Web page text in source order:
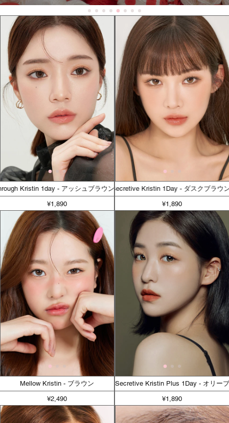
Kristin 1day - アッシュブラウン
¥1,890
Secretive Kristin 1Day - ダスクブラウ
¥1,890
Mellow Kristin - ブラウン
¥2,490
Secretive Kristin Plus 1Day - オリーブ
¥1,890